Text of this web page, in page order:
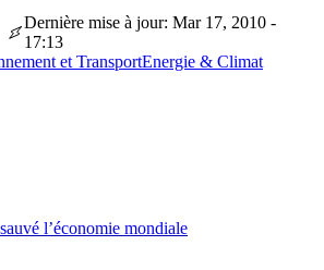
Dernière mise à jour: Mar 17, 2010 -
17:13
et TransportEnergie & Climat
l’économie mondiale